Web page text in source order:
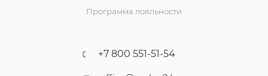
Программа лояльности
+7 800 551-51-54